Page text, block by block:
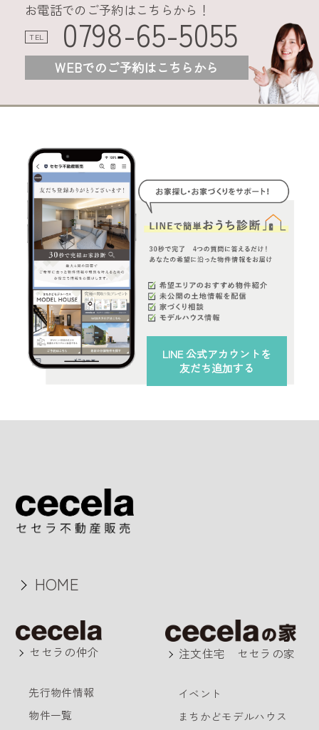
お電話でのご予約はこちらから！
TEL 0798-65-5055
WEBでのご予約はこちらから
LINE 公式アカウントを
友だち追加する
HOME
セセラの仲介
先行物件情報
物件一覧
注文住宅 セセラの家
イベント
まちかどモデルハウス